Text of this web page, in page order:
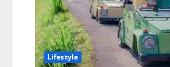
Lifestyle